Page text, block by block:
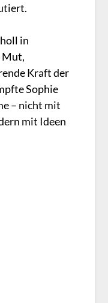
in
Mut,
Kraft der
Sophie
– nicht mit
mit Ideen